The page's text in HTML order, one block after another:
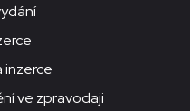
inzerce
ve zpravodaji